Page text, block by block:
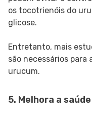
os tocotrienóis do
glicose.
Entretanto, mais
são necessários
urucum.
5. Melhora a